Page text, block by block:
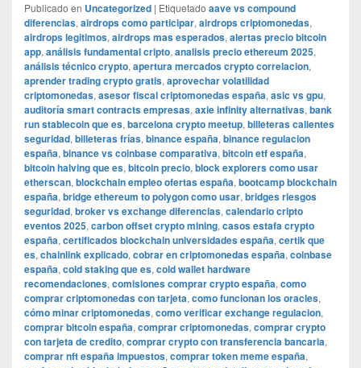
Publicado en Uncategorized | Etiquetado aave vs compound
diferencias, airdrops como participar, airdrops criptomonedas,
airdrops legitimos, airdrops mas esperados, alertas precio bitcoin
app, análisis fundamental cripto, analisis precio ethereum 2025,
análisis técnico crypto, apertura mercados crypto correlacion,
aprender trading crypto gratis, aprovechar volatilidad
criptomonedas, asesor fiscal criptomonedas españa, asic vs gpu,
auditoría smart contracts empresas, axie infinity alternativas, bank
run stablecoin que es, barcelona crypto meetup, billeteras calientes
seguridad, billeteras frías, binance españa, binance regulacion
españa, binance vs coinbase comparativa, bitcoin etf españa,
bitcoin halving que es, bitcoin precio, block explorers como usar
etherscan, blockchain empleo ofertas españa, bootcamp blockchain
españa, bridge ethereum to polygon como usar, bridges riesgos
seguridad, broker vs exchange diferencias, calendario cripto
eventos 2025, carbon offset crypto mining, casos estafa crypto
españa, certificados blockchain universidades españa, certik que
es, chainlink explicado, cobrar en criptomonedas españa, coinbase
españa, cold staking que es, cold wallet hardware
recomendaciones, comisiones comprar crypto españa, como
comprar criptomonedas con tarjeta, como funcionan los oracles,
cómo minar criptomonedas, como verificar exchange regulacion,
comprar bitcoin españa, comprar criptomonedas, comprar crypto
con tarjeta de credito, comprar crypto con transferencia bancaria,
comprar nft españa impuestos, comprar token meme españa,